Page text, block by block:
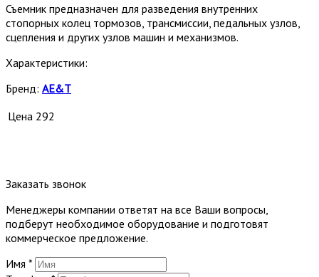
Съемник предназначен для разведения внутренних
стопорных колец тормозов, трансмиссии, педальных узлов,
сцепления и других узлов машин и механизмов.
Характеристики:
Бренд: AE&T
Цена 292
Заказать звонок
Менеджеры компании ответят на все Ваши вопросы,
подберут необходимое оборудование и подготовят
коммерческое предложение.
Имя *